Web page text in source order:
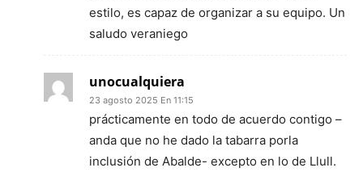
estilo, es capaz de organizar a su equipo. Un
saludo veraniego
unocualquiera
23 agosto 2025 En 11:15
prácticamente en todo de acuerdo contigo –
anda que no he dado la tabarra porla
inclusión de Abalde- excepto en lo de Llull.